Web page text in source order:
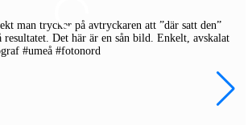
man trycker på avtryckaren att ”där satt den”
resultatet. Det här är en sån bild. Enkelt, avskalat
#umeå #fotonord